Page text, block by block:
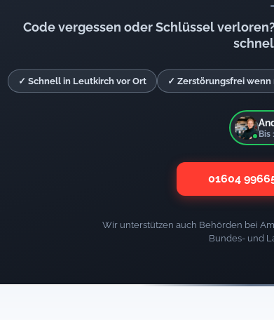
Code vergessen oder Schlüssel
✓ Schnell in Leutkirch vor Ort ✓ Zerstörungsfrei wenn
Bis
01604
Wir unterstützen auch Behörden bei
Bundes- und